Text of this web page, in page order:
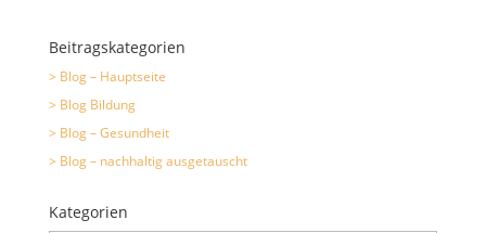
Beitragskategorien
> Blog – Hauptseite
> Blog Bildung
> Blog – Gesundheit
> Blog – nachhaltig ausgetauscht
Kategorien